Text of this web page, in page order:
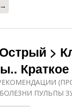
>
ПУЛЬПЫ